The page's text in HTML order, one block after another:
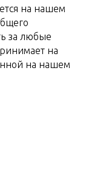
на нашем
за любые
на
на нашем